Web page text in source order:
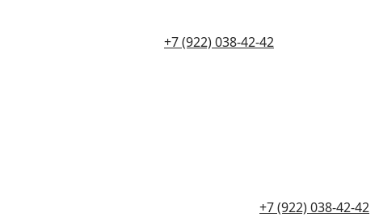
+7 (922) 038-42-42
+7 (922) 038-42-42